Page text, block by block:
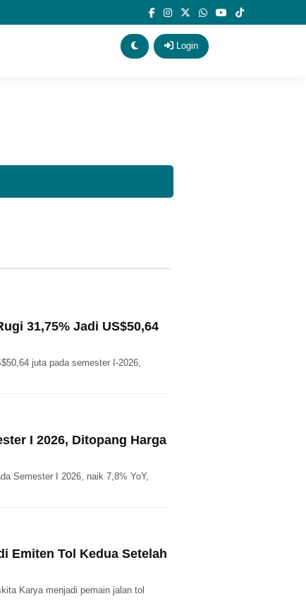
Login
31,75% Jadi US$50,64
juta pada semester I-2026,
I 2026, Ditopang Harga
Semester I 2026, naik 7,8% YoY,
Emiten Tol Kedua Setelah
Karya menjadi pemain jalan tol